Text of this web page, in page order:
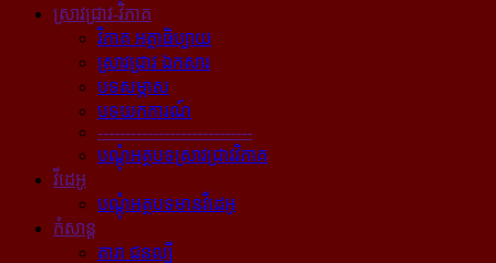
ស្រាវជ្រាវ-វិភាគ
វិភាគ អត្ថាធិប្បាយ
ស្រាវជ្រាវ ឯកសារ
បទសម្ភាស
បទយកការណ៍
----------------------------
បណ្ដុំអត្ថបទស្រាវជ្រាវវិភាគ
វីដេអូ
បណ្ដុំអត្ថបទមានវីដេអូ
កំសាន្ដ
តារា ជនល្បី